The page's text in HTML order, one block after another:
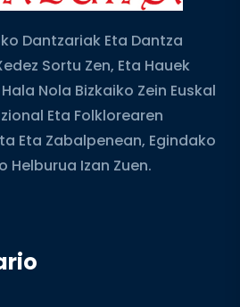
Dantzariak Eta Dantza
Sortu Zen, Eta Hauek
Nola Bizkaiko Zein Euskal
Eta Folklorearen
Eta Zabalpenean, Egindako
Helburua Izan Zuen.